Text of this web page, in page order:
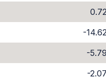
0.72
-
-5.79
-2.07